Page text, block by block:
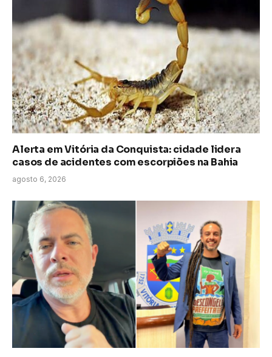
Alerta em Vitória da Conquista: cidade lidera
casos de acidentes com escorpiões na Bahia
agosto 6, 2026